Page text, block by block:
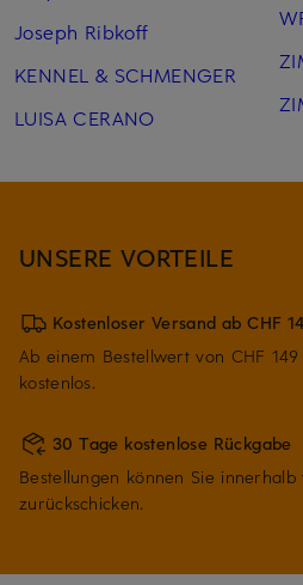
Joseph Ribkoff
KENNEL & SCHMENGER
LUISA CERANO
UNSERE VORTEILE
Kostenloser Versand ab CHF
Ab einem Bestellwert von CHF
kostenlos.
30 Tage kostenlose Rückgabe
Bestellungen können Sie
zurückschicken.